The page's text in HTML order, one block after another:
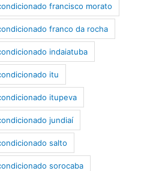
francisco morato
franco da rocha
indaiatuba
itu
itupeva
jundiaí
salto
sorocaba